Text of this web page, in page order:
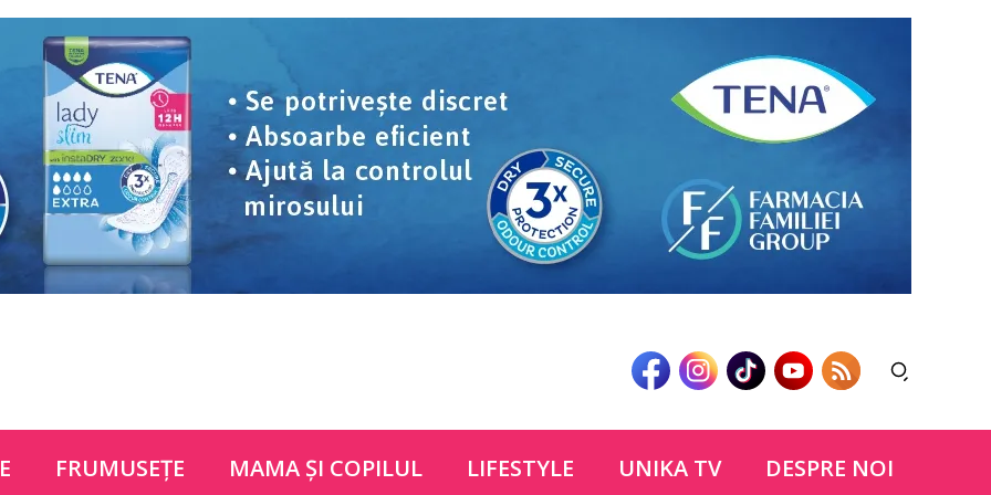
FRUMUSEŢE MAMA ŞI COPILUL LIFESTYLE UNIKA TV DESPRE NOI